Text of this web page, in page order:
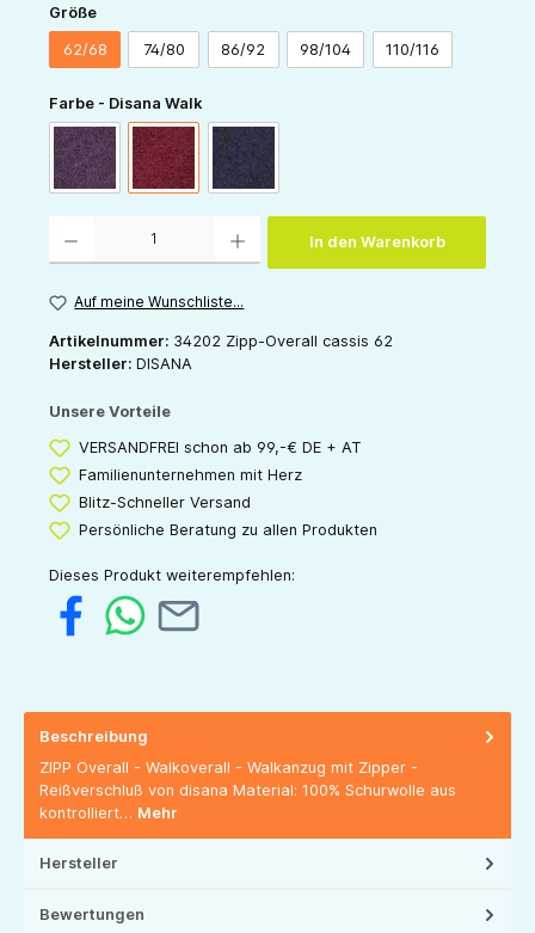
Größeauswählen
62/68 74/80 86/92 98/104 110/116
Farbe - Disana Walkauswählen
aubergine cassis indigo
In den Warenkorb
Auf meine Wunschliste...
Artikelnummer: 34202 Zipp-Overall cassis 62
Hersteller: DISANA
Unsere Vorteile
VERSANDFREI schon ab 99,-€ DE + AT
Familienunternehmen mit Herz
Blitz-Schneller Versand
Persönliche Beratung zu allen Produkten
Dieses Produkt weiterempfehlen:
Beschreibung
ZIPP Overall - Walkoverall - Walkanzug mit Zipper -
Reißverschluß von disana Material: 100% Schurwolle aus
kontrolliert… Mehr
Hersteller
Bewertungen